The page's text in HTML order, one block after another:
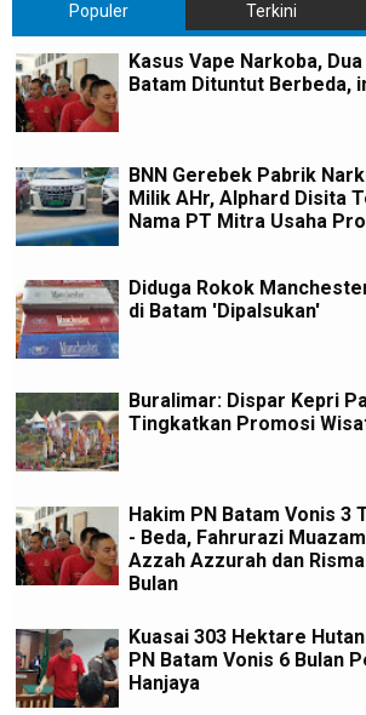
Populer Terkini
Kasus Vape Narkoba,
Batam Dituntut Berbeda,
BNN Gerebek Pabrik
Milik AHr, Alphard Disita
Nama PT Mitra Usaha
Diduga Rokok
di Batam 'Dipalsukan'
Buralimar: Dispar Kepri
Tingkatkan Promosi
Hakim PN Batam Vonis 3
- Beda, Fahrurazi
Azzah Azzurah dan
Bulan
Kuasai 303 Hektare
PN Batam Vonis 6 Bulan
Hanjaya